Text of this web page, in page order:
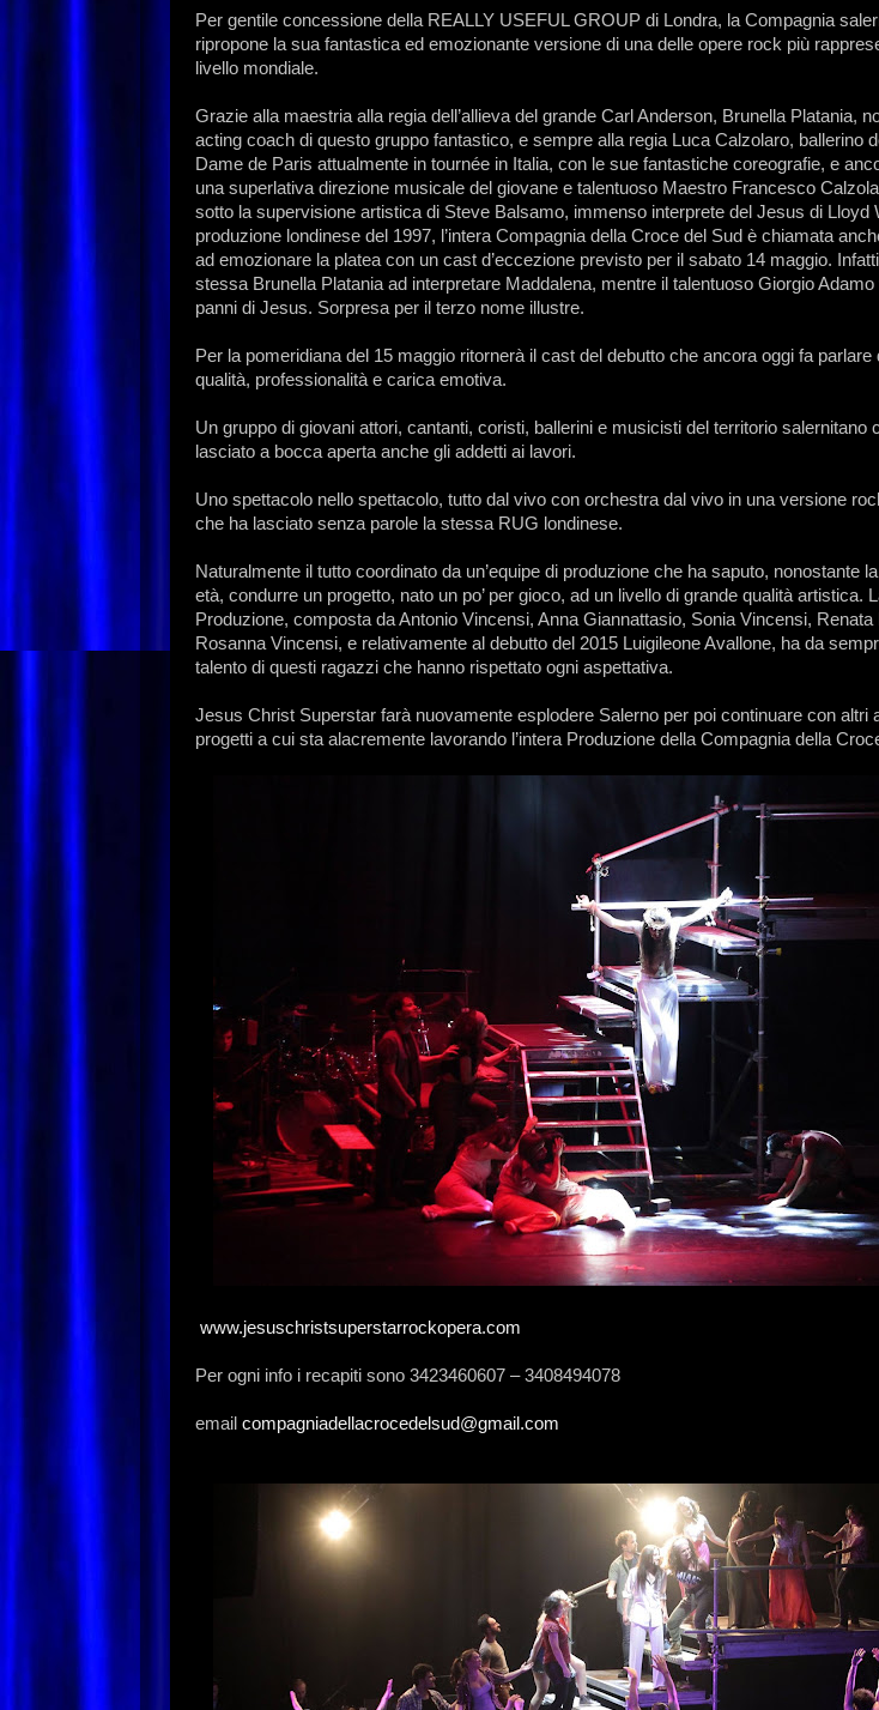
Per gentile concessione della REALLY USEFUL GROUP di Londra, la Compagnia
ripropone la sua fantastica ed emozionante versione di una delle opere rock più
livello mondiale.
Grazie alla maestria alla regia dell’allieva del grande Carl Anderson, Brunella Platania,
acting coach di questo gruppo fantastico, e sempre alla regia Luca Calzolaro, ballerino
Dame de Paris attualmente in tournée in Italia, con le sue fantastiche coreografie, e
una superlativa direzione musicale del giovane e talentuoso Maestro Francesco
sotto la supervisione artistica di Steve Balsamo, immenso interprete del Jesus di Lloyd
produzione londinese del 1997, l’intera Compagnia della Croce del Sud è chiamata
ad emozionare la platea con un cast d’eccezione previsto per il sabato 14 maggio.
stessa Brunella Platania ad interpretare Maddalena, mentre il talentuoso Giorgio
panni di Jesus. Sorpresa per il terzo nome illustre.
Per la pomeridiana del 15 maggio ritornerà il cast del debutto che ancora oggi fa parlare
qualità, professionalità e carica emotiva.
Un gruppo di giovani attori, cantanti, coristi, ballerini e musicisti del territorio salernitano
lasciato a bocca aperta anche gli addetti ai lavori.
Uno spettacolo nello spettacolo, tutto dal vivo con orchestra dal vivo in una versione
che ha lasciato senza parole la stessa RUG londinese.
Naturalmente il tutto coordinato da un’equipe di produzione che ha saputo, nonostante
età, condurre un progetto, nato un po’ per gioco, ad un livello di grande qualità artistica.
Produzione, composta da Antonio Vincensi, Anna Giannattasio, Sonia Vincensi, Renata
Rosanna Vincensi, e relativamente al debutto del 2015 Luigileone Avallone, ha da
talento di questi ragazzi che hanno rispettato ogni aspettativa.
Jesus Christ Superstar farà nuovamente esplodere Salerno per poi continuare con altri
progetti a cui sta alacremente lavorando l’intera Produzione della Compagnia della
www.jesuschristsuperstarrockopera.com
Per ogni info i recapiti sono 3423460607 – 3408494078
email compagniadellacrocedelsud@gmail.com